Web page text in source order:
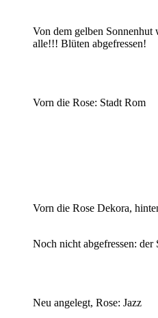
Von dem gelben Sonnenhut
alle!!! Blüten abgefressen!
Vorn die Rose: Stadt Rom
Vorn die Rose Dekora,
Noch nicht abgefressen: der
Neu angelegt, Rose: Jazz